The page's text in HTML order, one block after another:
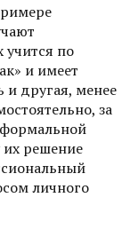
учится по
и имеет
и другая, менее
за
формальной
их решение
личного